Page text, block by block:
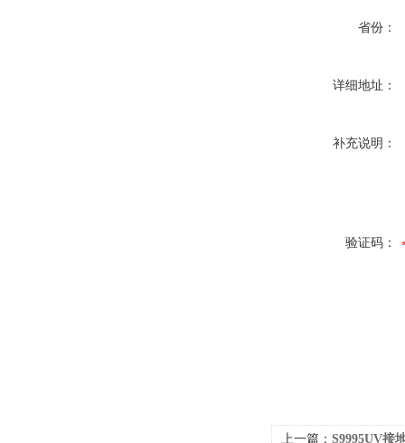
省份：
详细地址：
补充说明：
验证码：
上一篇： S9995UV接